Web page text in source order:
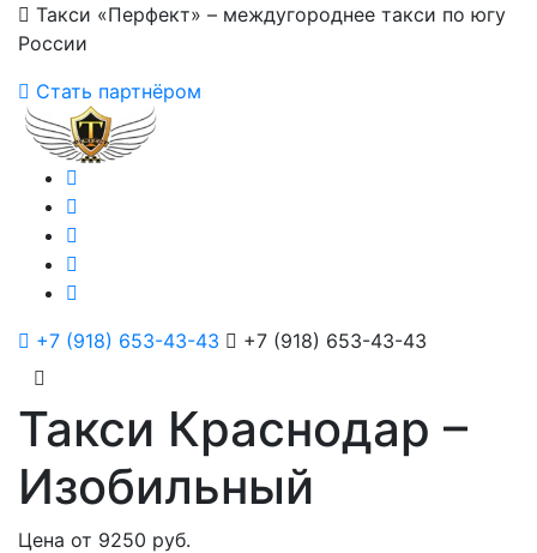
Такси «Перфект» – междугороднее такси по югу
России
Стать партнёром
+7 (918) 653-43-43 +7 (918) 653-43-43
Такси Краснодар –
Изобильный
Цена от 9250 руб.